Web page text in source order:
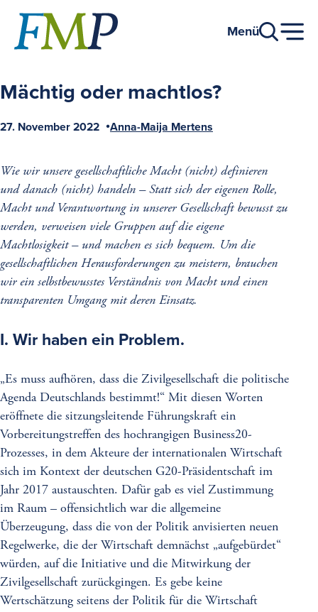
Hauptinhalt
Menü
Mächtig oder machtlos?
Veröffentlicht
27. November 2022 Autor
Anna-Maija Mertens
Wie wir unsere gesellschaftliche Macht (nicht) definieren
und danach (nicht) handeln – Statt sich der eigenen Rolle,
Macht und Verantwortung in unserer Gesellschaft bewusst zu
werden, verweisen viele Gruppen auf die eigene
Machtlosigkeit – und machen es sich bequem. Um die
gesellschaftlichen Herausforderungen zu meistern, brauchen
wir ein selbstbewusstes Verständnis von Macht und einen
transparenten Umgang mit deren Einsatz.
I. Wir haben ein Problem.
„Es muss aufhören, dass die Zivilgesellschaft die politische
Agenda Deutschlands bestimmt!“ Mit diesen Worten
eröffnete die sitzungsleitende Führungskraft ein
Vorbereitungstreffen des hochrangigen Business20-
Prozesses, in dem Akteure der internationalen Wirtschaft
sich im Kontext der deutschen G20-Präsidentschaft im
Jahr 2017 austauschten. Dafür gab es viel Zustimmung
im Raum – offensichtlich war die allgemeine
Überzeugung, dass die von der Politik anvisierten neuen
Regelwerke, die der Wirtschaft demnächst „aufgebürdet“
würden, auf die Initiative und die Mitwirkung der
Zivilgesellschaft zurückgingen. Es gebe keine
Wertschätzung seitens der Politik für die Wirtschaft